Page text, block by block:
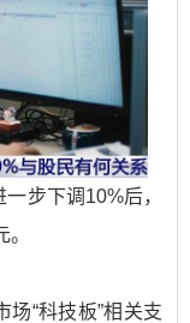
步下调10%后，
“科技板”相关支